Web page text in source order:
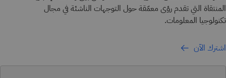
المنتقاة التي تقدم رؤى معمّقة حول التوجهات الناشئة في مجال
تكنولوجيا المعلومات.
اشترك الآن